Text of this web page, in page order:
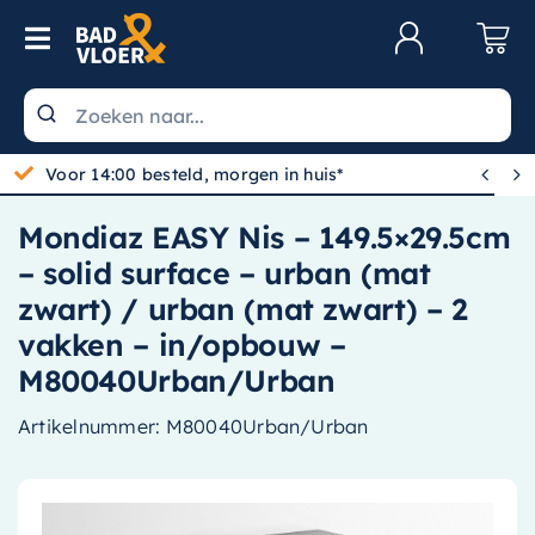
Skip to content
Toggle Navigation
Wastafels
Toiletten
Spiegels
Kranen
Douche
Badkamermeubels
Voor 14:00 besteld, morgen in huis*  
Mondiaz EASY Nis – 149.5×29.5cm
– solid surface – urban (mat
zwart) / urban (mat zwart) – 2
vakken – in/opbouw –
M80040Urban/Urban
Artikelnummer: M80040Urban/Urban